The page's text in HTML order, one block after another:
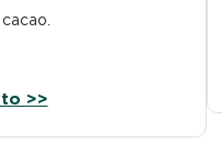
>>